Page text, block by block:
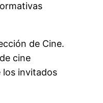
de Cine.
cine
invitados